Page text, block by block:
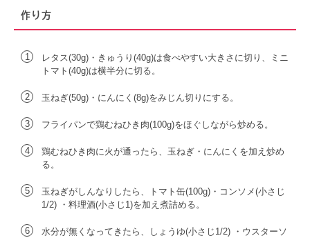
作り方
1
レタス(30g)・きゅうり(40g)は食べやすい大きさに切り、ミニ
トマト(40g)は横半分に切る。
2 玉ねぎ(50g)・にんにく(8g)をみじん切りにする。
3 フライパンで鶏むねひき肉(100g)をほぐしながら炒める。
4
鶏むねひき肉に火が通ったら、玉ねぎ・にんにくを加え炒め
る。
5
玉ねぎがしんなりしたら、トマト缶(100g)・コンソメ(小さじ
1/2) ・料理酒(小さじ1)を加え煮詰める。
6
水分が無くなってきたら、しょうゆ(小さじ1/2) ・ウスターソ